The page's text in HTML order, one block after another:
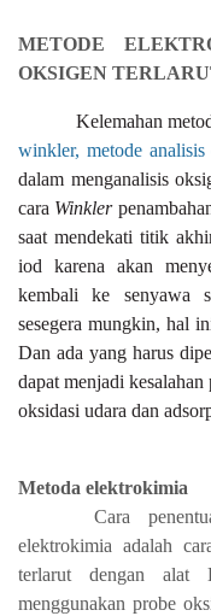
METODE
OKSIGEN
Kelemahan
winkler, metode
dalam menganalisis
cara Winkler
saat mendekati titik
iod karena akan
kembali ke senyawa
sesegera mungkin, hal
Dan ada yang harus
dapat menjadi
oksidasi udara dan
Metoda elektrokimia
Cara
elektrokimia adalah
terlarut dengan alat
menggunakan probe